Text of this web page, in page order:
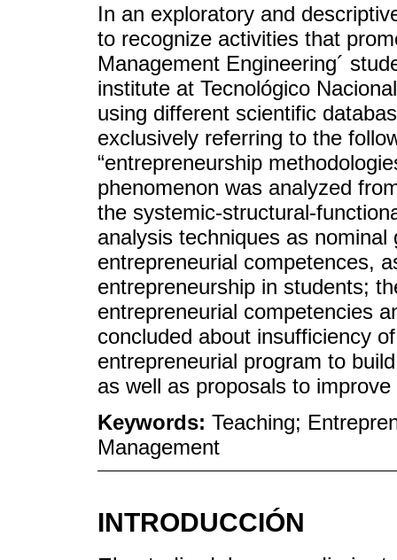
In an exploratory and
to recognize activities that
Management Engineering´
institute at Tecnológico
using different scientific
exclusively referring to the
“entrepreneurship
phenomenon was analyzed
the systemic-structural-
analysis techniques as
entrepreneurial competences,
entrepreneurship in students;
entrepreneurial competencies
concluded about insufficiency
entrepreneurial program to
as well as proposals to
Keywords: Teaching;
Management
INTRODUCCIÓN